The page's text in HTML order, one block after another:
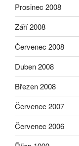
Prosinec 2008
Září 2008
Červenec 2008
Duben 2008
Březen 2008
Červenec 2007
Červenec 2006